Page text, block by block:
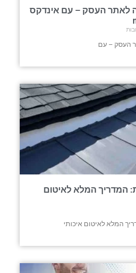
לאתר העסק – עם אינדקס
העסק – עם
המדריך המלא לאיטום
המלא לאיטום איכותי